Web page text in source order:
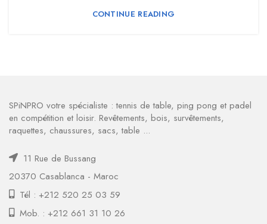
CONTINUE READING
SPiNPRO votre spécialiste : tennis de table, ping pong et padel
en compétition et loisir. Revêtements, bois, survêtements,
raquettes, chaussures, sacs, table ...
11 Rue de Bussang
20370 Casablanca - Maroc
Tél : +212 520 25 03 59
Mob. : +212 661 31 10 26